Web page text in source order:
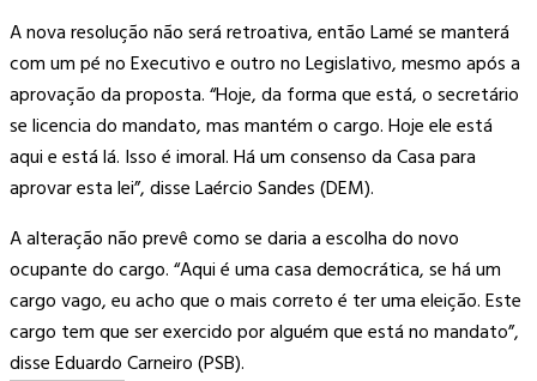
A nova resolução não será retroativa, então Lamé se manterá
com um pé no Executivo e outro no Legislativo, mesmo após a
aprovação da proposta. “Hoje, da forma que está, o secretário
se licencia do mandato, mas mantém o cargo. Hoje ele está
aqui e está lá. Isso é imoral. Há um consenso da Casa para
aprovar esta lei”, disse Laércio Sandes (DEM).
A alteração não prevê como se daria a escolha do novo
ocupante do cargo. “Aqui é uma casa democrática, se há um
cargo vago, eu acho que o mais correto é ter uma eleição. Este
cargo tem que ser exercido por alguém que está no mandato”,
disse Eduardo Carneiro (PSB).